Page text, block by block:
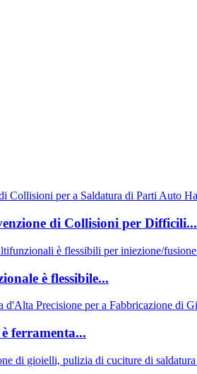
di Collisioni per Difficili...
è flessibile...
ferramenta...